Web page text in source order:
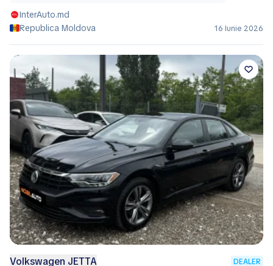
InterAuto.md
Republica Moldova
16 Iunie 2026
Volkswagen JETTA DEALER